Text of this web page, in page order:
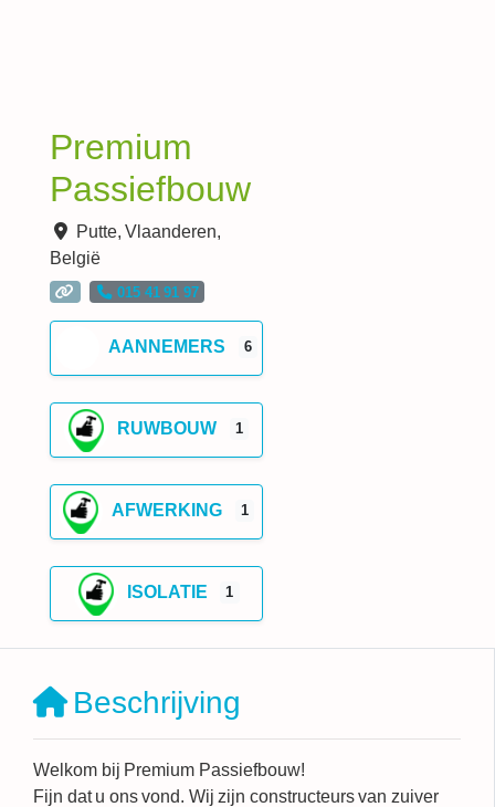
Premium
Passiefbouw
Putte, Vlaanderen,
België
015 41 91 97
AANNEMERS 6
RUWBOUW 1
AFWERKING 1
ISOLATIE 1
Beschrijving
Welkom bij Premium Passiefbouw!
Fijn dat u ons vond. Wij zijn constructeurs van zuiver